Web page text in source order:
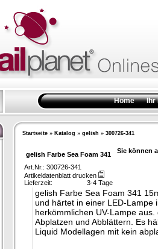
Home Ihr
Startseite » Katalog » gelish » 300726-341
gelish Farbe Sea Foam 341 Sie können
Art.Nr.: 300726-341
Artikeldatenblatt drucken
Lieferzeit:
3-4 Tage
gelish Farbe Sea Foam 341
und härtet in einer LED-Lampe
herkömmlichen UV-Lampe
Abplatzen und Abblättern. Es
Liquid Modellagen mit kein